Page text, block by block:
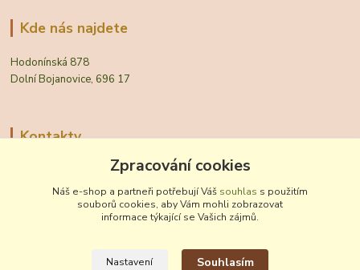
Kde nás najdete
Hodonínská 878
Dolní Bojanovice, 696 17
Kontakty
Zákaznická podpora Vinobal
+420 518 372 265
(Po-Pá, 7-15 hod.)
Zpracování cookies
Náš e-shop a partneři potřebují Váš souhlas s použitím
souborů cookies, aby Vám mohli zobrazovat
informace týkající se Vašich zájmů.
Nastavení Souhlasím